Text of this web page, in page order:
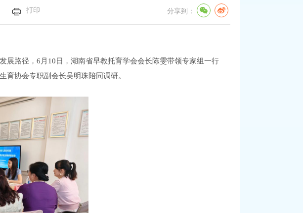
打印 分享到：
展路径， 6月10日，湖南省早教托育学会会长陈雯带领专家组一行
生育协会专职副会长吴明珠陪同调研。